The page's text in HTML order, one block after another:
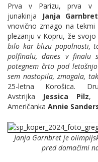
Prva v Parizu, prva v
junakinja
Janja
vnovično zmago na
plezanju v Kopru, že
bilo kar blizu popolnosti,
polfinalu, danes v finalu
potegnem črto pod
sem nastopila, zmagala,
25-letna Korošica.
Avstrijka Jessica Pilz,
Američanka Annie
Janja Garnbret je
pred domačimi